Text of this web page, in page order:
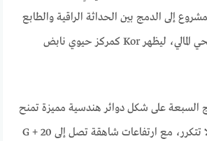
إلى الدمج بين الحداثة الراقية والطابع
المؤسسي الذي يليق بالحي المالي، ليظهر Kor كمركز حيوي نابض
السبعة على شكل دوائر هندسية مميزة تمنح
المشروع هوية متفردة لا تتكرر، مع ارتفاعات شاهقة تصل إلى G + 20